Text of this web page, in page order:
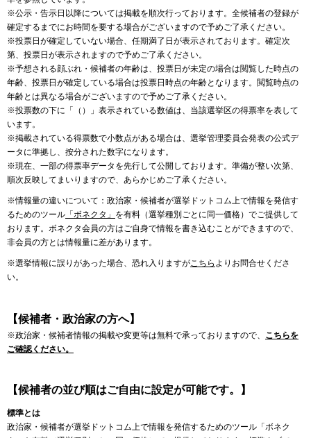
※公示・告示日以降については掲載を順次行っております。全候補者の登録が
確定するまでにお時間を要する場合がございますので予めご了承ください。
※投票日が確定していない場合、任期満了日が表示されております。確定次
第、投票日が表示されますので予めご了承ください。
※予想される顔ぶれ・候補者の年齢は、投票日が未定の場合は閲覧した時点の
年齢、投票日が確定している場合は投票日時点の年齢となります。閲覧時点の
年齢とは異なる場合がございますので予めご了承ください。
※投票数の下に「（）」表示されている数値は、当該選挙区の得票率を表して
います。
※掲載されている得票数で小数点がある場合は、選挙管理委員会発表の公式デ
ータに準拠し、按分された数字になります。
※現在、一部の得票率データを先行して公開しております。準備が整い次第、
順次反映してまいりますので、あらかじめご了承ください。
※情報量の違いについて：政治家・候補者が選挙ドットコム上で情報を発信す
るためのツール 「ボネクタ」 を有料（選挙種別ごとに同一価格）でご提供して
おります。ボネクタ会員の方はご自身で情報を書き込むことができますので、
非会員の方とは情報量に差があります。
※選挙情報に誤りがあった場合、恐れ入りますがこちら よりお問合せくださ
い。
【候補者・政治家の方へ】
※政治家・候補者情報の掲載や変更等は無料で承っておりますので、 こちらを
ご確認ください。
【候補者の並び順はご自由に設定が可能です。】
標準とは
政治家・候補者が選挙ドットコム上で情報を発信するためのツール「ボネク